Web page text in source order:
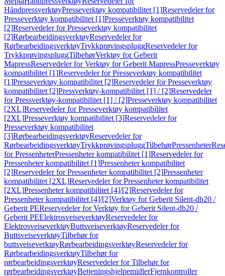
HåndpressverktøyPresseverktøy kompatibilitet [1]Reservedeler for
Presseverktøy kompatibilitet [1]Presseverktøy kompatibilitet
[2]Reservedeler for Presseverktøy kompatibilitet
[2]RørbearbeidingsverktøyReservedeler for
RørbearbeidingsverktøyTrykkprøvingspluggReservedeler for
TrykkprøvingspluggTilbehørVerktøy for Geberit
MapressReservedeler for Verktøy for Geberit MapressPresseverktøy
kompatibilitet [1]Reservedeler for Presseverktøy kompatibilitet
[1]Presseverktøy kompatibilitet [2]Reservedeler for Presseverktøy
kompatibilitet [2]Pressverktøy-kompatibilitet [1] / [2]Reservedeler
for Pressverktøy-kompatibilitet [1] / [2]Presseverktøy kompatibilitet
[2XL]Reservedeler for Presseverktøy kompatibilitet
[2XL]Presseverktøy kompatibilitet [3]Reservedeler for
Presseverktøy kompatibilitet
[3]RørbearbeidingsverktøyReservedeler for
RørbearbeidingsverktøyTrykkprøvingspluggTilbehørPressenheter
for PressenheterPressenheter kompatibilitet [1]Reservedeler for
Pressenheter kompatibilitet [1]Pressenheter kompatibilitet
[2]Reservedeler for Pressenheter kompatibilitet [2]Pressenheter
kompatibilitet [2XL]Reservedeler for Pressenheter kompatibilitet
[2XL]Pressenheter kompatibilitet [4]/[2]Reservedeler for
Pressenheter kompatibilitet [4]/[2]Verktøy for Geberit Silent-db20 /
Geberit PEReservedeler for Verktøy for Geberit Silent-db20 /
Geberit PEElektrosveiseverktøyReservedeler for
ElektrosveiseverktøyButtsveiseverktøyReservedeler for
ButtsveiseverktøyTilbehør for
buttsveiseverktøyRørbearbeidingsverktøyReservedeler for
RørbearbeidingsverktøyTilbehør for
rørbearbeidingsverktøyReservedeler for Tilbehør for
rørbearbeidingsverktøyBetjeningshjelpemidlerFjernkontroller